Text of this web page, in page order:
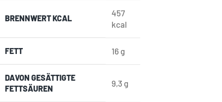
BRENNWERT KCAL
457
kcal
FETT 16 g
DAVON GESÄTTIGTE
FETTSÄUREN
9,3 g